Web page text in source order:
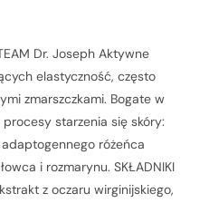
Dr. Joseph Aktywne
elastyczność, często
zmarszczkami. Bogate w
starzenia się skóry:
różeńca
i rozmarynu. SKŁADNIKI
z oczaru wirginijskiego,